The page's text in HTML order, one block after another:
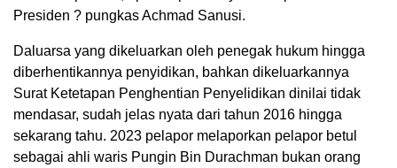
Presiden ? pungkas Achmad Sanusi.
Daluarsa yang dikeluarkan oleh penegak hukum hingga
diberhentikannya penyidikan, bahkan dikeluarkannya
Surat Ketetapan Penghentian Penyelidikan dinilai tidak
mendasar, sudah jelas nyata dari tahun 2016 hingga
sekarang tahu. 2023 pelapor melaporkan pelapor betul
sebagai ahli waris Pungin Bin Durachman bukan orang